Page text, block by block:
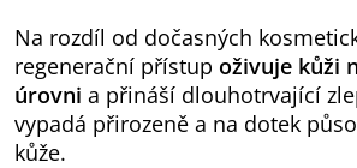
Na rozdíl od dočasných
regenerační přístup oživuje kůži
úrovni a přináší dlouhotrvající
vypadá přirozeně a na dotek
kůže.